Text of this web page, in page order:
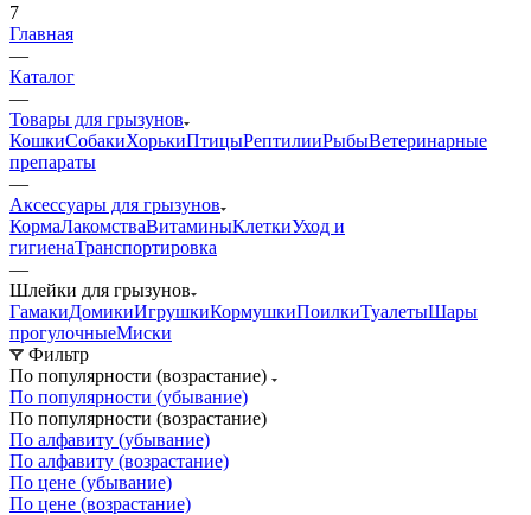
7
Главная
—
Каталог
—
Товары для грызунов
КошкиСобакиХорькиПтицыРептилииРыбыВетеринарные
препараты
—
Аксессуары для грызунов
КормаЛакомстваВитаминыКлеткиУход и
гигиенаТранспортировка
—
Шлейки для грызунов
ГамакиДомикиИгрушкиКормушкиПоилкиТуалетыШары
прогулочныеМиски
Фильтр
По популярности (возрастание)
По популярности (убывание)
По популярности (возрастание)
По алфавиту (убывание)
По алфавиту (возрастание)
По цене (убывание)
По цене (возрастание)